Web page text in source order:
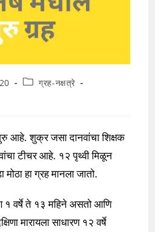
Postग्रह-नक्षत्रे
आहे. शुक्र जसा दानवांचा शिक्षक
टीचर आहे. १२ पृथ्वी मिळून
हा ग्रह मानला जातो.
१ वर्षे ते १३ महिने असतो आणि
मारायला साधारण १२ वर्षे